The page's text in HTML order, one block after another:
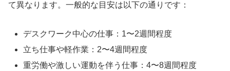
て異なります。一般的な目安は以下の通りです：
デスクワーク中心の仕事：1〜2週間程度
立ち仕事や軽作業：2〜4週間程度
重労働や激しい運動を伴う仕事：4〜8週間程度